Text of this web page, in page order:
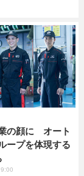
の顔に オート
ープを体現する